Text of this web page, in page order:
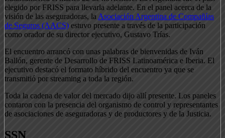
elegido por FRISS para llevarla adelante. En el panel acerca de la
visión de las aseguradoras, la Asociación Argentina de Compañías
de Seguros (AACS) estuvo presente a través de la participación
como orador de su director ejecutivo, Gustavo Trías.
El encuentro arrancó con unas palabras de bienvenidas de Iván
Ballón, gerente de Desarrollo de FRISS Latinoamérica e Iberia. El
ejecutivo destacó el formato híbrido del encuentro ya que se
transmitió por streaming a toda la región.
Toda la cadena de valor del mercado dijo allí presente. Los paneles
contaron con la presencia del organismo de control y representantes
de asociaciones de aseguradoras y de productores y de la Justicia.
SSN